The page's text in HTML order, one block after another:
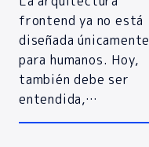
frontend ya no está
diseñada únicamente
para humanos. Hoy,
también debe ser
entendida,…